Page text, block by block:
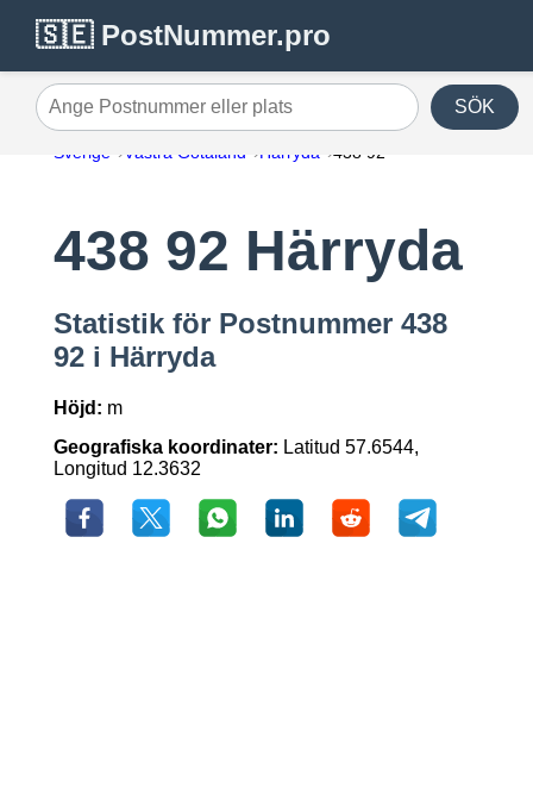
🇸🇪 PostNummer.pro
Ange Postnummer eller plats SÖK
Sverige Västra Götaland Härryda 438 92
438 92 Härryda
Statistik för Postnummer 438
92 i Härryda
Höjd: m
Geografiska koordinater: Latitud 57.6544,
Longitud 12.3632